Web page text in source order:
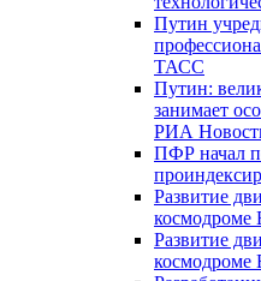
Путин
ТАСС
Путин:
занимает
РИА
ПФР начал
Развитие
космодроме
Развитие
космодроме